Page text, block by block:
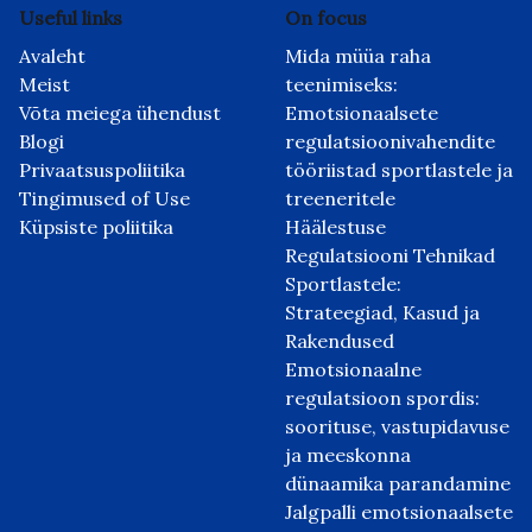
Useful links
Avaleht
Meist
Võta meiega ühendust
Blogi
Privaatsuspoliitika
Tingimused of Use
Küpsiste poliitika
On focus
Mida müüa raha
teenimiseks:
Emotsionaalsete
regulatsioonivahendite
tööriistad sportlastele ja
treeneritele
Häälestuse
Regulatsiooni Tehnikad
Sportlastele:
Strateegiad, Kasud ja
Rakendused
Emotsionaalne
regulatsioon spordis:
soorituse, vastupidavuse
ja meeskonna
dünaamika parandamine
Jalgpalli emotsionaalsete